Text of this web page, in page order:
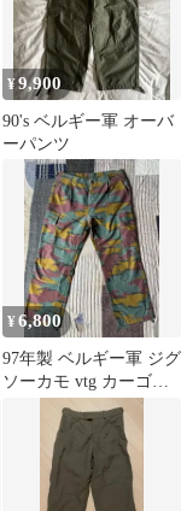
¥9,900
90's ベルギー軍 オーバ
ーパンツ
¥6,800
97年製 ベルギー軍 ジグ
ソーカモ vtg カーゴパ
ンツ ユーロ Euro 軍物